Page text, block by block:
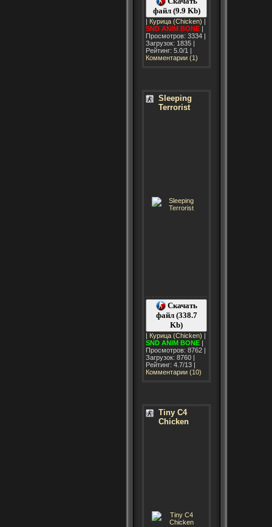
файл (9.9 Kb)
| Курица (Chicken) |
SND ANIM BONE |
Просмотров: 3334 |
Загрузок: 1835 |
Рейтинг: 5.0/1 |
Комментарии (1)
Sleeping
Terrorist
Скачать
файл (338.7
Kb)
| Курица (Chicken) |
SND ANIM BONE |
Просмотров: 8762 |
Загрузок: 8760 |
Рейтинг: 4.7/13 |
Комментарии (10)
Tiny C4
Chicken